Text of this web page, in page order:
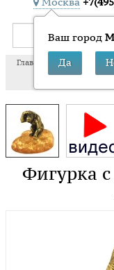
Ваш город
Главная Сувениры »
Фигурка